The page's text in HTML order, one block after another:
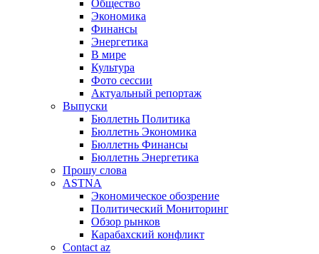
Общество
Экономика
Финансы
Энергетика
В мире
Культура
Фото сессии
Актуальный репортаж
Выпуски
Бюллетнь Политика
Бюллетнь Экономика
Бюллетнь Финансы
Бюллетнь Энергетика
Прошу слова
ASTNA
Экономическое обозрение
Политический Мониторинг
Обзор рынков
Карабахский конфликт
Contact az